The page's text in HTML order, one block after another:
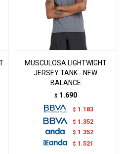
MUSCULOSA LIGHTWIGHT
JERSEY TANK - NEW
BALANCE
$ 1.690
$ 1.183
$ 1.352
$ 1.352
$ 1.521